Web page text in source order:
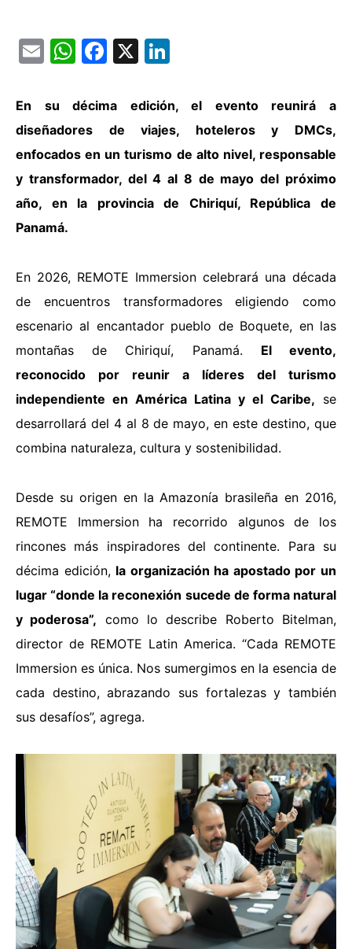
EmailWhatsApp
Facebook
X
En su décima edición, el evento reunirá a
diseñadores de viajes, hoteleros y DMCs,
enfocados en un turismo de alto nivel, responsable
y transformador, del 4 al 8 de mayo del próximo
año, en la provincia de Chiriquí, República de
Panamá.
En 2026, REMOTE Immersion celebrará una década
de encuentros transformadores eligiendo como
escenario al encantador pueblo de Boquete, en las
montañas de Chiriquí, Panamá. El evento,
reconocido por reunir a líderes del turismo
independiente en América Latina y el Caribe, se
desarrollará del 4 al 8 de mayo, en este destino, que
combina naturaleza, cultura y sostenibilidad.
Desde su origen en la Amazonía brasileña en 2016,
REMOTE Immersion ha recorrido algunos de los
rincones más inspiradores del continente. Para su
décima edición, la organización ha apostado por un
lugar “donde la reconexión sucede de forma natural
y poderosa”, como lo describe Roberto Bitelman,
director de REMOTE Latin America. “Cada REMOTE
Immersion es única. Nos sumergimos en la esencia de
cada destino, abrazando sus fortalezas y también
sus desafíos”, agrega.